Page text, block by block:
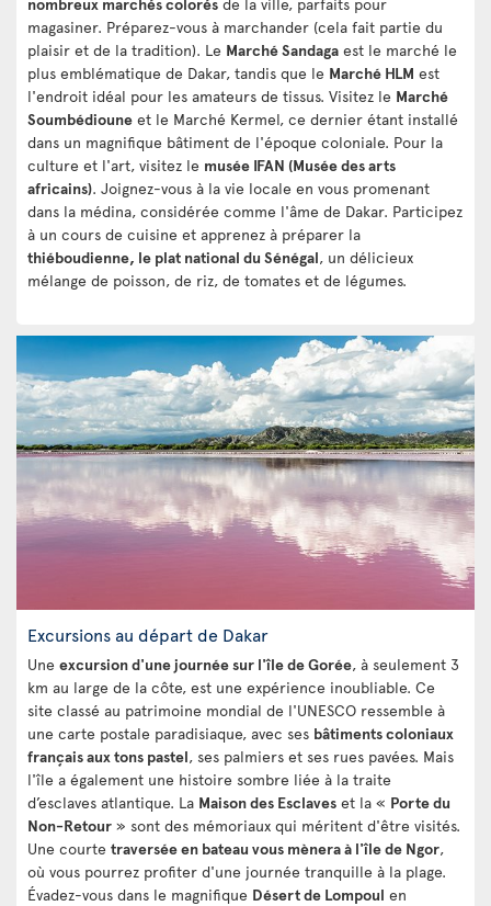
magasiner. Préparez-vous à marchander (cela fait partie du
plaisir et de la tradition). Le Marché Sandaga est le marché le
plus emblématique de Dakar, tandis que le Marché HLM est
l'endroit idéal pour les amateurs de tissus. Visitez le Marché
Soumbédioune et le Marché Kermel, ce dernier étant installé
dans un magnifique bâtiment de l'époque coloniale. Pour la
culture et l'art, visitez le musée IFAN (Musée des arts
africains). Joignez-vous à la vie locale en vous promenant
dans la médina, considérée comme l'âme de Dakar. Participez
à un cours de cuisine et apprenez à préparer la
thiéboudienne, le plat national du Sénégal, un délicieux
mélange de poisson, de riz, de tomates et de légumes.
Excursions au départ de Dakar
Une excursion d'une journée sur l'île de Gorée, à seulement 3
km au large de la côte, est une expérience inoubliable. Ce
site classé au patrimoine mondial de l'UNESCO ressemble à
une carte postale paradisiaque, avec ses bâtiments coloniaux
français aux tons pastel, ses palmiers et ses rues pavées. Mais
l'île a également une histoire sombre liée à la traite
d’esclaves atlantique. La Maison des Esclaves et la « Porte du
Non-Retour » sont des mémoriaux qui méritent d'être visités.
Une courte traversée en bateau vous mènera à l'île de Ngor,
où vous pourrez profiter d'une journée tranquille à la plage.
Évadez-vous dans le magnifique Désert de Lompoul en